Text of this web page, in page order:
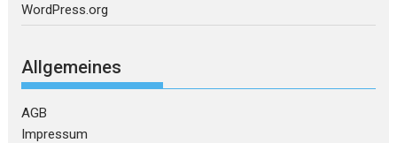
WordPress.org
Allgemeines
AGB
Impressum